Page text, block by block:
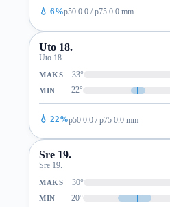
💧 6%p50 0.0 / p75 0.0 mm
Uto 18.
Uto 18.
MAKS 33°
MIN 22°
💧 22%p50 0.0 / p75 0.0 mm
Sre 19.
Sre 19.
MAKS 30°
MIN 20°